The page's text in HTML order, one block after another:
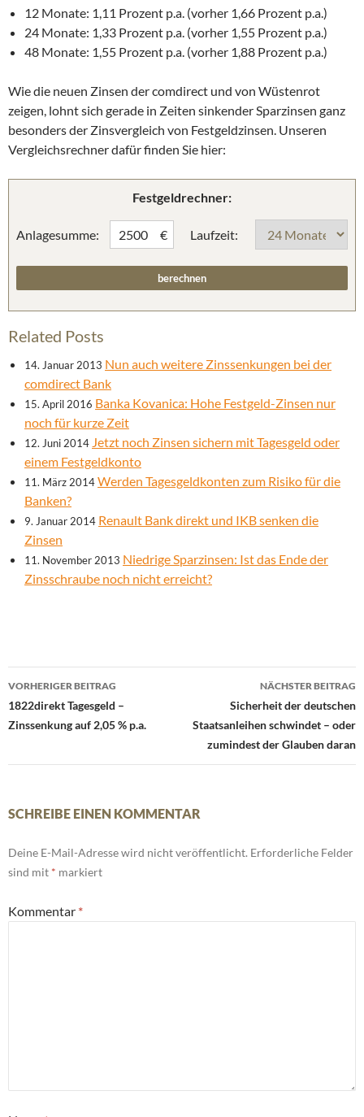
12 Monate: 1,11 Prozent p.a. (vorher 1,66 Prozent p.a.)
24 Monate: 1,33 Prozent p.a. (vorher 1,55 Prozent p.a.)
48 Monate: 1,55 Prozent p.a. (vorher 1,88 Prozent p.a.)
Wie die neuen Zinsen der comdirect und von Wüstenrot
zeigen, lohnt sich gerade in Zeiten sinkender Sparzinsen ganz
besonders der Zinsvergleich von Festgeldzinsen. Unseren
Vergleichsrechner dafür finden Sie hier:
Festgeldrechner:
Anlagesumme: € Laufzeit:
Related Posts
14. Januar 2013 Nun auch weitere Zinssenkungen bei der
comdirect Bank
15. April 2016 Banka Kovanica: Hohe Festgeld-Zinsen nur
noch für kurze Zeit
12. Juni 2014 Jetzt noch Zinsen sichern mit Tagesgeld oder
einem Festgeldkonto
11. März 2014Werden Tagesgeldkonten zum Risiko für die
Banken?
9. Januar 2014 Renault Bank direkt und IKB senken die
Zinsen
11. November 2013 Niedrige Sparzinsen: Ist das Ende der
Zinsschraube noch nicht erreicht?
Beitrags-
Navigation
VORHERIGER BEITRAG
1822direkt Tagesgeld –
Zinssenkung auf 2,05 % p.a.
NÄCHSTER BEITRAG
Sicherheit der deutschen
Staatsanleihen schwindet – oder
zumindest der Glauben daran
SCHREIBE EINEN KOMMENTAR
Deine E-Mail-Adresse wird nicht veröffentlicht. Erforderliche Felder
sind mit * markiert
Kommentar *